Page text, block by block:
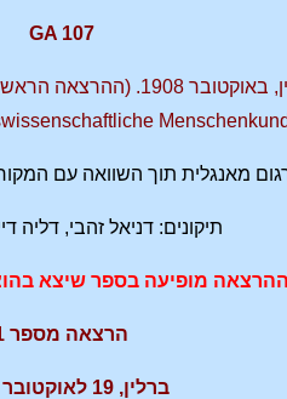
GA 107
מאנגלית תוך השוואה עם
תיקונים: דניאל זהבי, דליה
ההרצאה מופיעה בספר שיצא
הרצאה מספר 1
ברלין, 19 לאוקטובר 1909